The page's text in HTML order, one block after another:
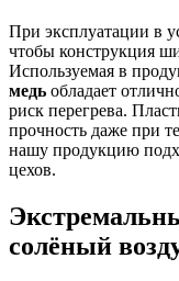
При эксплуатации в
чтобы конструкция
Используемая в
медь обладает
риск перегрева.
прочность даже при
нашу продукцию
цехов.
солёный